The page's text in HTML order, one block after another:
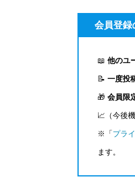
会員登録
📖 他のユ
📝 一度投
🎁 会員限
📈（今後
※「 プラ
ます。